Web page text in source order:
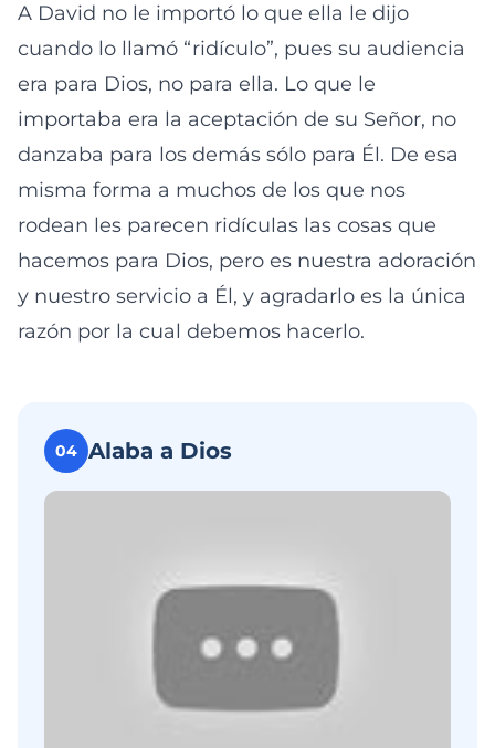
A David no le importó lo que ella le dijo
cuando lo llamó “ridículo”, pues su audiencia
era para Dios, no para ella. Lo que le
importaba era la aceptación de su Señor, no
danzaba para los demás sólo para Él. De esa
misma forma a muchos de los que nos
rodean les parecen ridículas las cosas que
hacemos para Dios, pero es nuestra adoración
y nuestro servicio a Él, y agradarlo es la única
razón por la cual debemos hacerlo.
04 Alaba a Dios